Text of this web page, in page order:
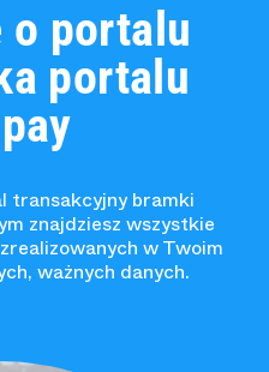
o portalu
portalu
transakcyjny bramki
znajdziesz wszystkie
w Twoim
ważnych danych.